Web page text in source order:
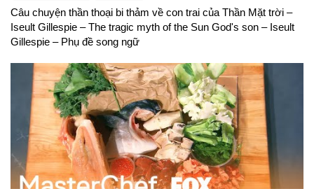
Câu chuyện thần thoại bi thảm về con trai của Thần Mặt trời –
Iseult Gillespie – The tragic myth of the Sun God's son – Iseult
Gillespie – Phụ đề song ngữ